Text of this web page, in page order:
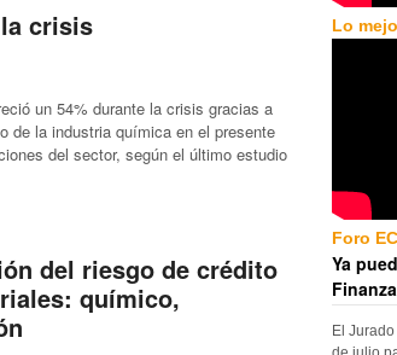
crisis
un 54% durante la crisis gracias a
de la industria química en el presente
del sector, según el último estudio
del riesgo de crédito
químico,
Lo
Foro
Ya
El